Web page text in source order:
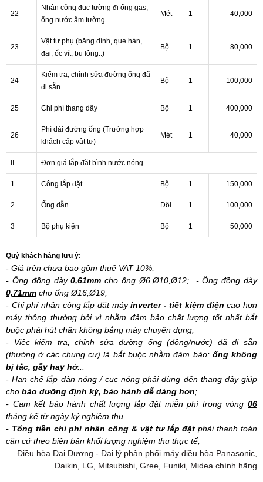
22
Nhân công đục tường đi ống gas,
ống nước âm tường
Mét 1 40,000
23
Vật tư phụ (băng dính, que hàn,
đai, ốc vít, bu lông..)
Bộ 1 80,000
24
Kiểm tra, chỉnh sửa đường ống đã
đi sẵn
Bộ 1 100,000
25 Chi phí thang dây Bộ 1 400,000
26
Phí dải đường ống (Trường hợp
khách cấp vật tư)
Mét 1 40,000
II Đơn giá lắp đặt bình nước nóng
1 Công lắp đặt Bộ 1 150,000
2 Ống dẫn Đôi 1 100,000
3 Bộ phụ kiện Bộ 1 50,000
Quý khách hàng lưu ý:
- Giá trên chưa bao gồm thuế VAT 10%;
- Ống đồng dày0,61mm cho ống Ø6,Ø10,Ø12; - Ống đồng dày
0,71mm cho ống Ø16,Ø19;
- Chi phí nhân công lắp đặt máyinverter - tiết kiệm điện cao hơn
máy thông thường bởi vì nhằm đảm bảo chất lượng tốt nhất bắt
buộc phải hút chân không bằng máy chuyên dụng;
- Việc kiểm tra, chỉnh sửa đường ống (đồng/nước) đã đi sẵn
(thường ở các chung cư) là bắt buộc nhằm đảm bảo: ống không
bị tắc, gẫy hay hở...
- Hạn chế lắp dàn nóng / cục nóng phải dùng đến thang dây giúp
cho bảo dưỡng định kỳ, bảo hành dễ dàng hơn;
- Cam kết bảo hành chất lượng lắp đặt miễn phí trong vòng 06
tháng kể từ ngày ký nghiệm thu.
- Tổng tiền chi phí nhân công & vật tư lắp đặt phải thanh toán
căn cứ theo biên bản khối lượng nghiệm thu thực tế;
Điều hòa Đại Dương - Đại lý phân phối máy điều hòa Panasonic,
Daikin, LG, Mitsubishi, Gree, Funiki, Midea chính hãng